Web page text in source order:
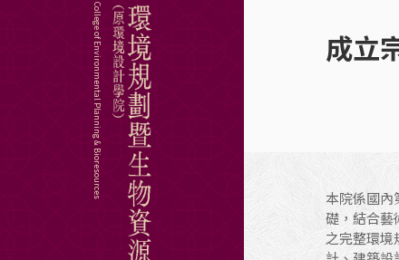
College of Environmental Planning & Bioresources 成立
本院係國內
礎，結合藝
之完整環境